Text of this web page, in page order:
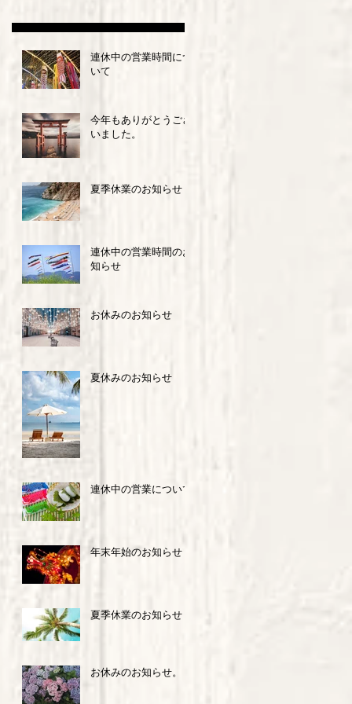
連休中の営業時間につ
いて
今年もありがとうござ
いました。
夏季休業のお知らせ
連休中の営業時間のお
知らせ
お休みのお知らせ
夏休みのお知らせ
連休中の営業について
年末年始のお知らせ
夏季休業のお知らせ
お休みのお知らせ。